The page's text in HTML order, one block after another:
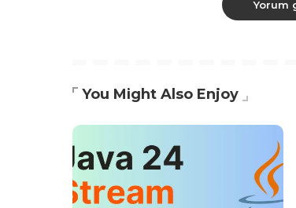
You Might Also Enjoy